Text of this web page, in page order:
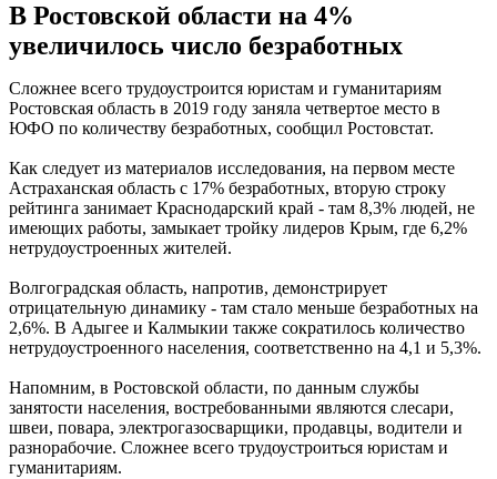
В Ростовской области на 4%
увеличилось число безработных
Сложнее всего трудоустроится юристам и гуманитариям
Ростовская область в 2019 году заняла четвертое место в
ЮФО по количеству безработных, сообщил Ростовстат.
Как следует из материалов исследования, на первом месте
Астраханская область с 17% безработных, вторую строку
рейтинга занимает Краснодарский край - там 8,3% людей, не
имеющих работы, замыкает тройку лидеров Крым, где 6,2%
нетрудоустроенных жителей.
Волгоградская область, напротив, демонстрирует
отрицательную динамику - там стало меньше безработных на
2,6%. В Адыгее и Калмыкии также сократилось количество
нетрудоустроенного населения, соответственно на 4,1 и 5,3%.
Напомним, в Ростовской области, по данным службы
занятости населения, востребованными являются слесари,
швеи, повара, электрогазосварщики, продавцы, водители и
разнорабочие. Сложнее всего трудоустроиться юристам и
гуманитариям.